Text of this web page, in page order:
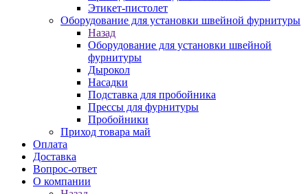
Этикет-пистолет
Оборудование для установки швейной фурнитуры
Назад
Оборудование для установки швейной
фурнитуры
Дырокол
Насадки
Подставка для пробойника
Прессы для фурнитуры
Пробойники
Приход товара май
Оплата
Доставка
Вопрос-ответ
О компании